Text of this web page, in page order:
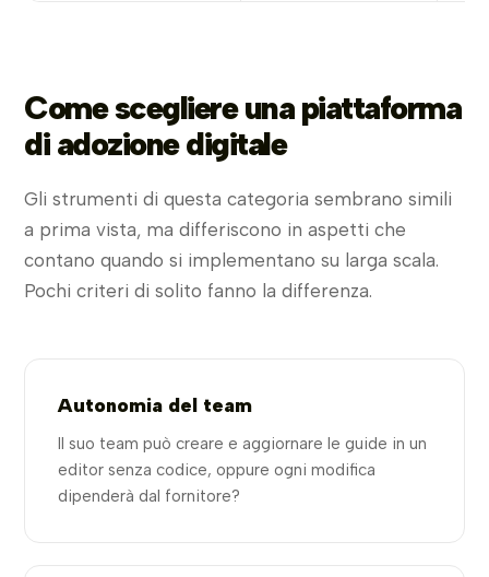
Come scegliere una piattaforma
di adozione digitale
Gli strumenti di questa categoria sembrano simili
a prima vista, ma differiscono in aspetti che
contano quando si implementano su larga scala.
Pochi criteri di solito fanno la differenza.
Autonomia del team
Il suo team può creare e aggiornare le guide in un
editor senza codice, oppure ogni modifica
dipenderà dal fornitore?